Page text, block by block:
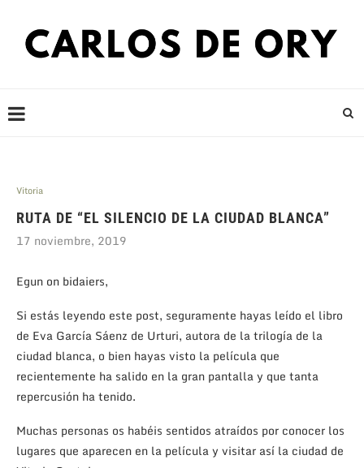
Vitoria
RUTA DE “EL SILENCIO DE LA CIUDAD BLANCA”
17 noviembre, 2019
Egun on bidaiers,
Si estás leyendo este post, seguramente hayas leído el libro
de Eva García Sáenz de Urturi, autora de la trilogía de la
ciudad blanca, o bien hayas visto la película que
recientemente ha salido en la gran pantalla y que tanta
repercusión ha tenido.
Muchas personas os habéis sentidos atraídos por conocer los
lugares que aparecen en la película y visitar así la ciudad de